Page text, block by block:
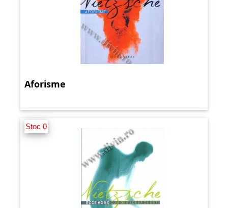
Aforisme
Stoc 0